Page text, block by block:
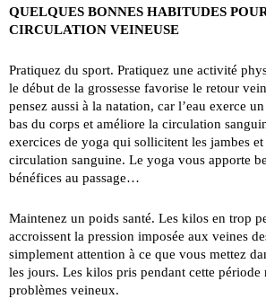
QUELQUES BONNES HABITUDES
CIRCULATION VEINEUSE
Pratiquez du sport. Pratiquez une activité
le début de la grossesse favorise le retour
pensez aussi à la natation, car l’eau exerce
bas du corps et améliore la circulation
exercices de yoga qui sollicitent les jambes
circulation sanguine. Le yoga vous apporte
bénéfices au passage…
Maintenez un poids santé. Les kilos en trop
accroissent la pression imposée aux veines
simplement attention à ce que vous mettez
les jours. Les kilos pris pendant cette période
problèmes veineux.